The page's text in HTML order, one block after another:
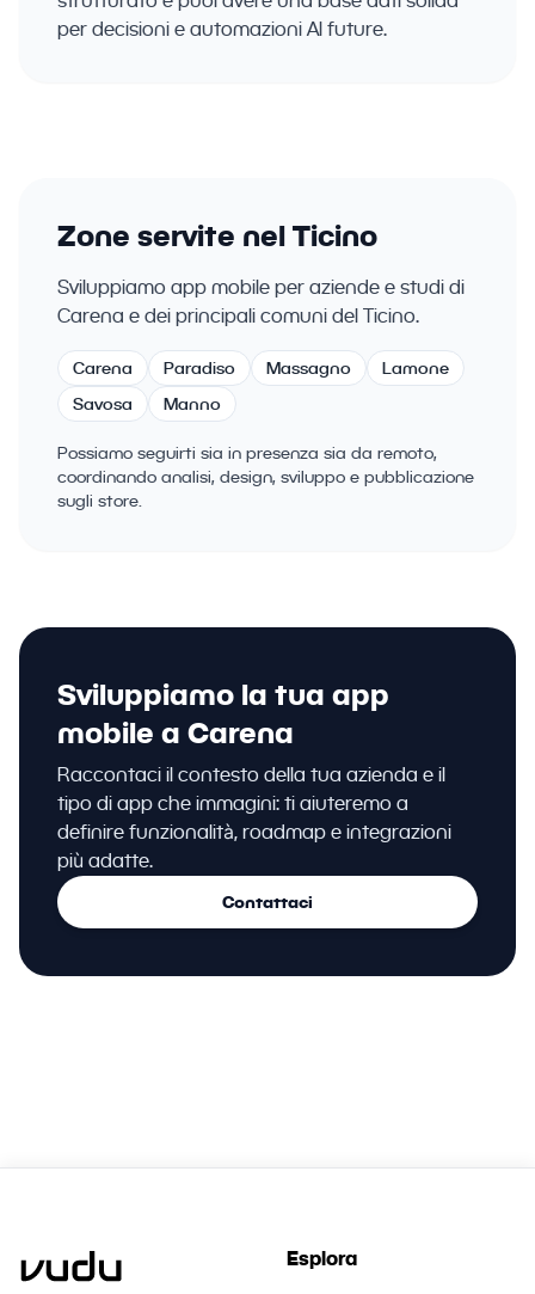
per decisioni e automazioni AI future.
Zone servite nel Ticino
Sviluppiamo app mobile per aziende e studi di
Carena e dei principali comuni del Ticino.
Carena Paradiso Massagno
Lamone
Savosa
Manno
Possiamo seguirti sia in presenza sia da remoto,
coordinando analisi, design, sviluppo e pubblicazione
sugli store.
Sviluppiamo la tua app
mobile a Carena
Raccontaci il contesto della tua azienda e il
tipo di app che immagini: ti aiuteremo a
definire funzionalità, roadmap e integrazioni
più adatte.
Contattaci
Esplora